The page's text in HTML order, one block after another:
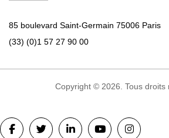
85 boulevard Saint-Germain 75006 Paris
(33) (0)1 57 27 90 00
Copyright © 2026. Tous droits